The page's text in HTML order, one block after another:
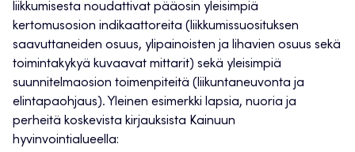
liikkumisesta noudattivat pääosin yleisimpiä
kertomusosion indikaattoreita (liikkumissuosituksen
saavuttaneiden osuus, ylipainoisten ja lihavien osuus sekä
toimintakykyä kuvaavat mittarit) sekä yleisimpiä
suunnitelmaosion toimenpiteitä (liikuntaneuvonta ja
elintapaohjaus). Yleinen esimerkki lapsia, nuoria ja
perheitä koskevista kirjauksista Kainuun
hyvinvointialueella: